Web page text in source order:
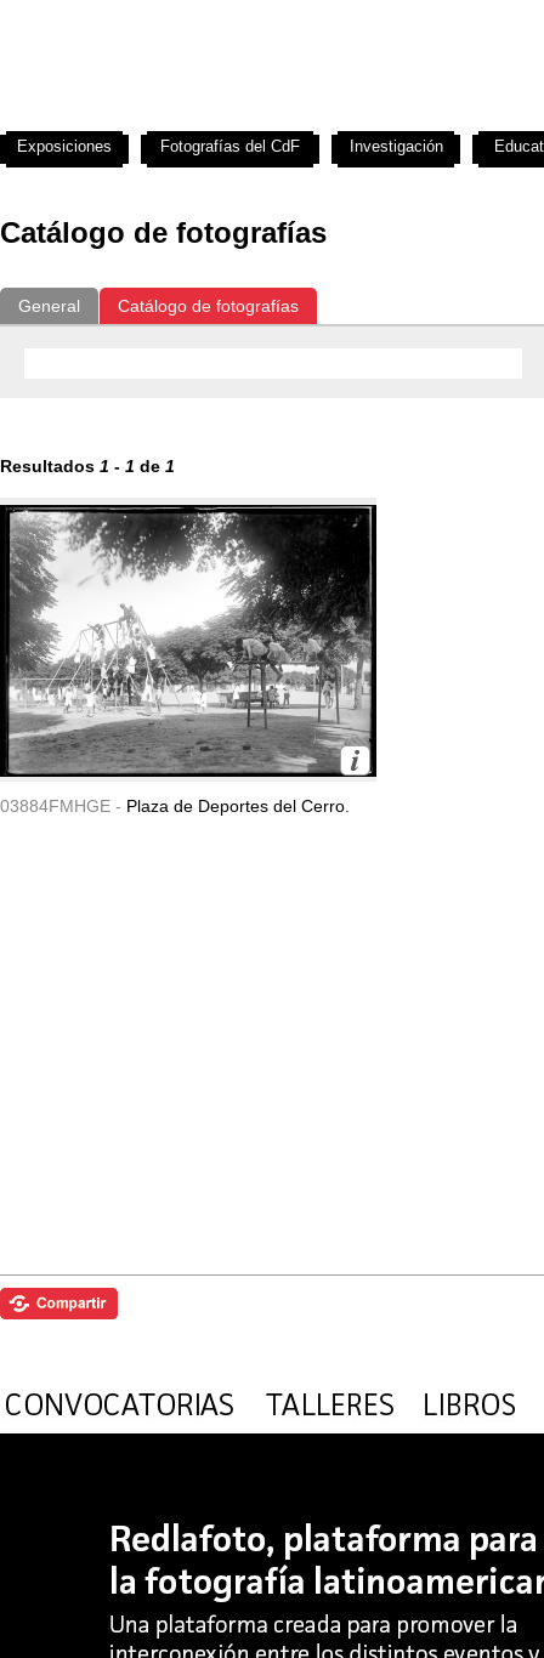
Catálogo de fotografías
General Catálogo de fotografías
Resultados 1 - 1 de 1
03884FMHGE - Plaza de Deportes del Cerro.
Exposiciones Fotografías del CdF Investigación